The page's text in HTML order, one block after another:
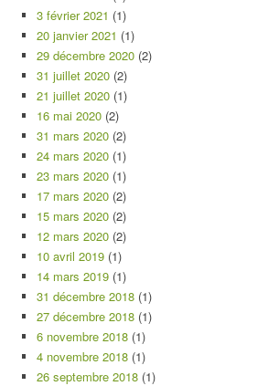
3 février 2021 (1)
20 janvier 2021 (1)
29 décembre 2020 (2)
31 juillet 2020 (2)
21 juillet 2020 (1)
16 mai 2020 (2)
31 mars 2020 (2)
24 mars 2020 (1)
23 mars 2020 (1)
17 mars 2020 (2)
15 mars 2020 (2)
12 mars 2020 (2)
10 avril 2019 (1)
14 mars 2019 (1)
31 décembre 2018 (1)
27 décembre 2018 (1)
6 novembre 2018 (1)
4 novembre 2018 (1)
26 septembre 2018 (1)